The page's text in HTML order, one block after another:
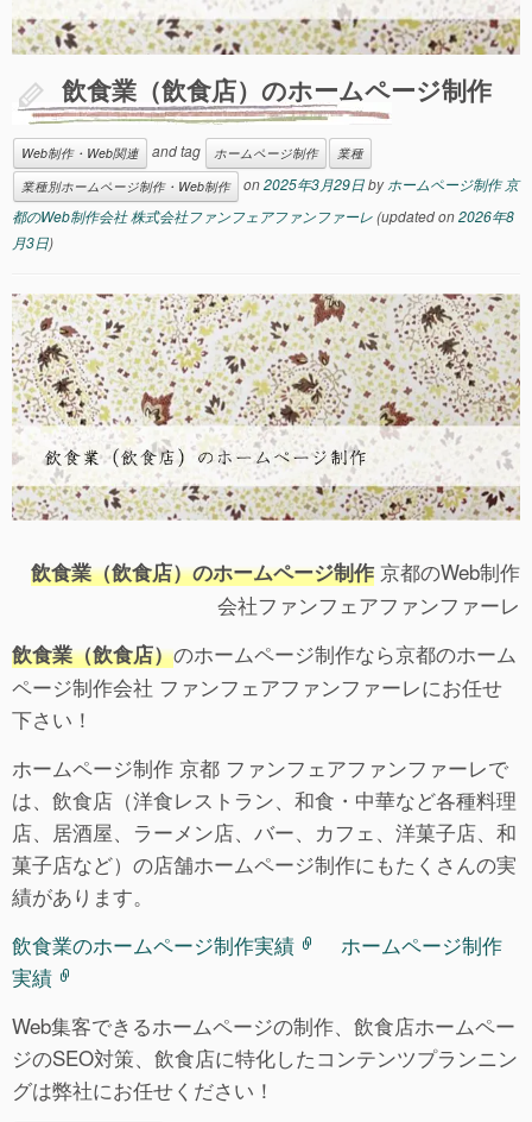
飲食業（飲食店）のホームページ制作
Web制作・Web関連 and tag ホームページ制作
業種
業種別ホームページ制作・Web制作
on2025年3月29日byホームページ制作 京
都のWeb制作会社 株式会社ファンフェアファンファーレ(updated on2026年8
月3日)
飲食業（飲食店）のホームページ制作 京都のWeb制作
会社ファンフェアファンファーレ
飲食業（飲食店）のホームページ制作なら京都のホーム
ページ制作会社 ファンフェアファンファーレにお任せ
下さい！
ホームページ制作 京都 ファンフェアファンファーレで
は、飲食店（洋食レストラン、和食・中華など各種料理
店、居酒屋、ラーメン店、バー、カフェ、洋菓子店、和
菓子店など）の店舗ホームページ制作にもたくさんの実
績があります。
飲食業のホームページ制作実績
ホームページ制作
実績
Web集客できるホームページの制作、飲食店ホームペー
ジのSEO対策、飲食店に特化したコンテンツプランニン
グは弊社にお任せください！